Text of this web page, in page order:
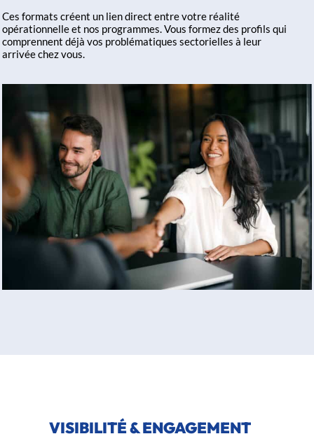
Ces formats créent un lien direct entre votre réalité
opérationnelle et nos programmes. Vous formez des profils qui
comprennent déjà vos problématiques sectorielles à leur
arrivée chez vous.
VISIBILITÉ & ENGAGEMENT